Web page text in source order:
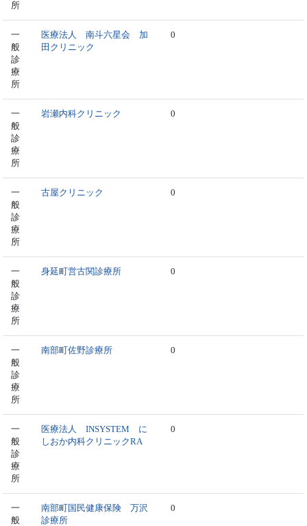
所
一
般
診
療
所
医療法人 南斗六星会 加
田クリニック
0
一
般
診
療
所
岩瀬内科クリニック 0
一
般
診
療
所
古屋クリニック 0
一
般
診
療
所
身延町営古関診療所 0
一
般
診
療
所
南部町佐野診療所 0
一
般
診
療
所
医療法人 INSYSTEM に
しおか内科クリニックRA
0
一
般
南部町国民健康保険 万沢
診療所
0